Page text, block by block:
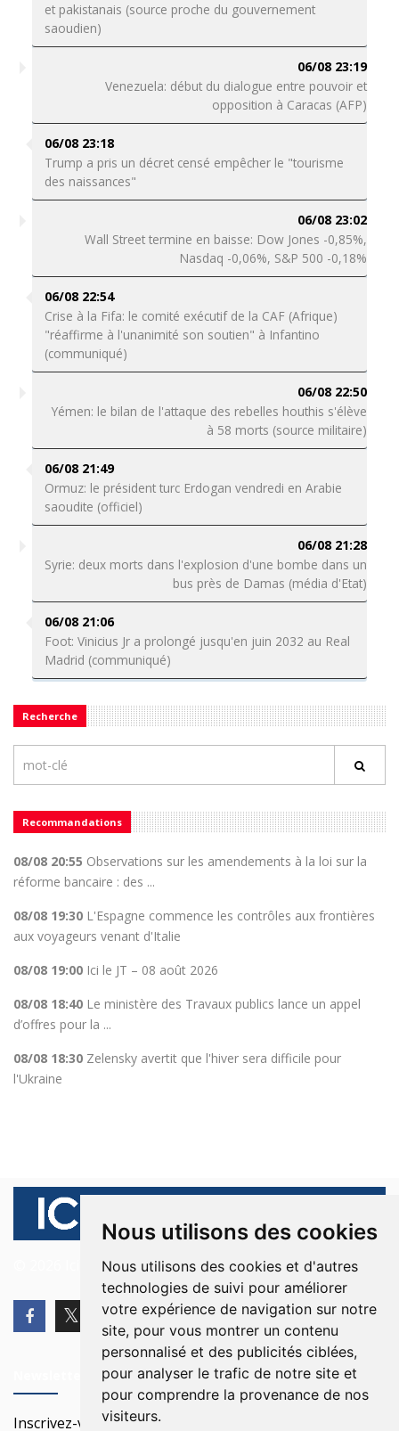
Nous utilisons des cookies
Nous utilisons des cookies et d'autres
technologies de suivi pour améliorer
votre expérience de navigation sur notre
site, pour vous montrer un contenu
personnalisé et des publicités ciblées,
pour analyser le trafic de notre site et
pour comprendre la provenance de nos
visiteurs.
et pakistanais (source proche du gouvernement
saoudien)
06/08 23:19
Venezuela: début du dialogue entre pouvoir et
opposition à Caracas (AFP)
06/08 23:18
Trump a pris un décret censé empêcher le "tourisme
des naissances"
06/08 23:02
Wall Street termine en baisse: Dow Jones -0,85%,
Nasdaq -0,06%, S&P 500 -0,18%
06/08 22:54
Crise à la Fifa: le comité exécutif de la CAF (Afrique)
"réaffirme à l'unanimité son soutien" à Infantino
(communiqué)
06/08 22:50
Yémen: le bilan de l'attaque des rebelles houthis s'élève
à 58 morts (source militaire)
06/08 21:49
Ormuz: le président turc Erdogan vendredi en Arabie
saoudite (officiel)
06/08 21:28
Syrie: deux morts dans l'explosion d'une bombe dans un
bus près de Damas (média d'Etat)
06/08 21:06
Foot: Vinicius Jr a prolongé jusqu'en juin 2032 au Real
Madrid (communiqué)
Recherche
Recommandations
08/08 20:55 Observations sur les amendements à la loi sur la
réforme bancaire : des ...
08/08 19:30 L'Espagne commence les contrôles aux frontières
aux voyageurs venant d'Italie
08/08 19:00 Ici le JT – 08 août 2026
08/08 18:40 Le ministère des Travaux publics lance un appel
d’offres pour la ...
08/08 18:30 Zelensky avertit que l'hiver sera difficile pour
l'Ukraine
© 2026 Ici Beyrouth. Tous les droits sont réservés.
Inscrivez-vous à notre Newsletter